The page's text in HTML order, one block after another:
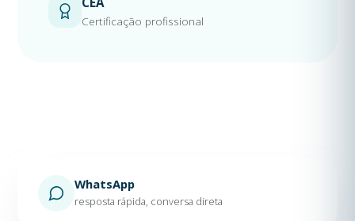
Certificação profissional
WhatsApp
resposta rápida, conversa direta